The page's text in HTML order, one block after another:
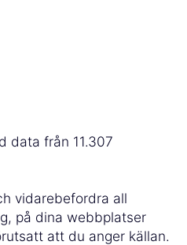
data från 11.307
vidarebefordra all
på dina webbplatser
att du anger källan.